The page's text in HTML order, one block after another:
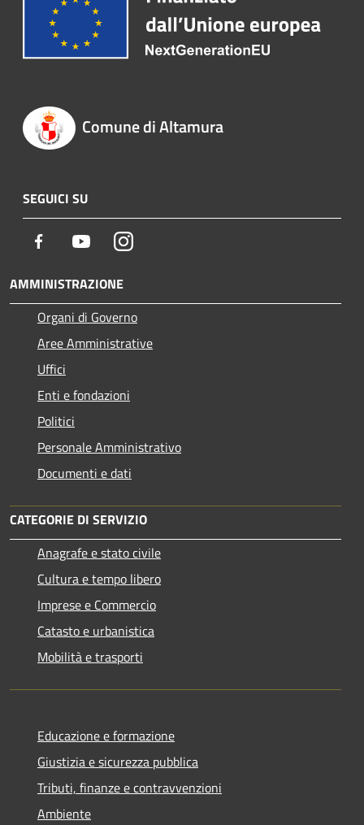
Comune di Altamura
SEGUICI SU
Facebook YoutubeInstagram
AMMINISTRAZIONE
Organi di Governo
Aree Amministrative
Uffici
Enti e fondazioni
Politici
Personale Amministrativo
Documenti e dati
CATEGORIE DI SERVIZIO
Anagrafe e stato civile
Cultura e tempo libero
Imprese e Commercio
Catasto e urbanistica
Mobilità e trasporti
Educazione e formazione
Giustizia e sicurezza pubblica
Tributi, finanze e contravvenzioni
Ambiente